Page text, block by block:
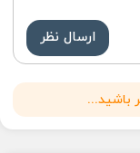
ارسال نظر
باشید...